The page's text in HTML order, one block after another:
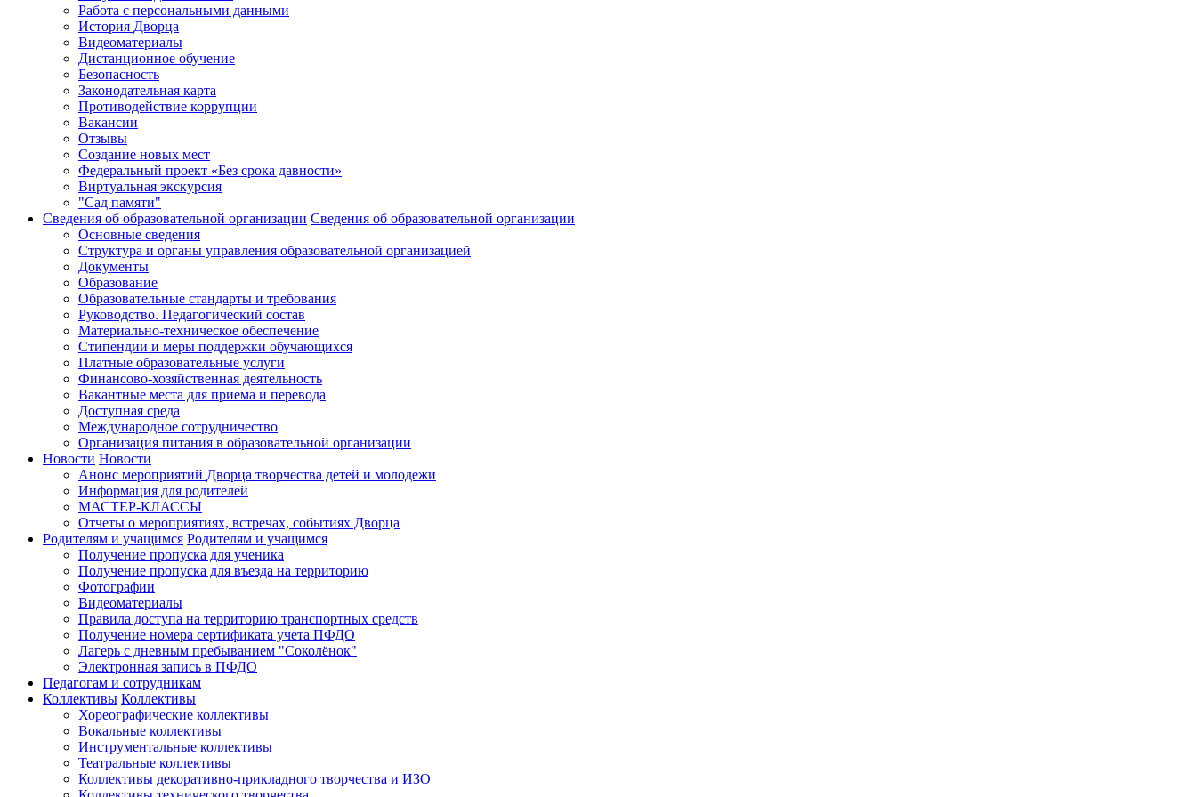
Работа с персональными данными
История Дворца
Видеоматериалы
Дистанционное обучение
Безопасность
Законодательная карта
Противодействие коррупции
Вакансии
Отзывы
Создание новых мест
Федеральный проект «Без срока давности»
Виртуальная экскурсия
"Сад памяти"
Сведения об образовательной организации Сведения об образовательной организации
Основные сведения
Структура и органы управления образовательной организацией
Документы
Образование
Образовательные стандарты и требования
Руководство. Педагогический состав
Материально-техническое обеспечение
Стипендии и меры поддержки обучающихся
Платные образовательные услуги
Финансово-хозяйственная деятельность
Вакантные места для приема и перевода
Доступная среда
Международное сотрудничество
Организация питания в образовательной организации
Новости Новости
Анонс мероприятий Дворца творчества детей и молодежи
Информация для родителей
МАСТЕР-КЛАССЫ
Отчеты о мероприятиях, встречах, событиях Дворца
Родителям и учащимся Родителям и учащимся
Получение пропуска для ученика
Получение пропуска для въезда на территорию
Фотографии
Видеоматериалы
Правила доступа на территорию транспортных средств
Получение номера сертификата учета ПФДО
Лагерь с дневным пребыванием "Соколёнок"
Электронная запись в ПФДО
Педагогам и сотрудникам
Коллективы Коллективы
Хореографические коллективы
Вокальные коллективы
Инструментальные коллективы
Театральные коллективы
Коллективы декоративно-прикладного творчества и ИЗО